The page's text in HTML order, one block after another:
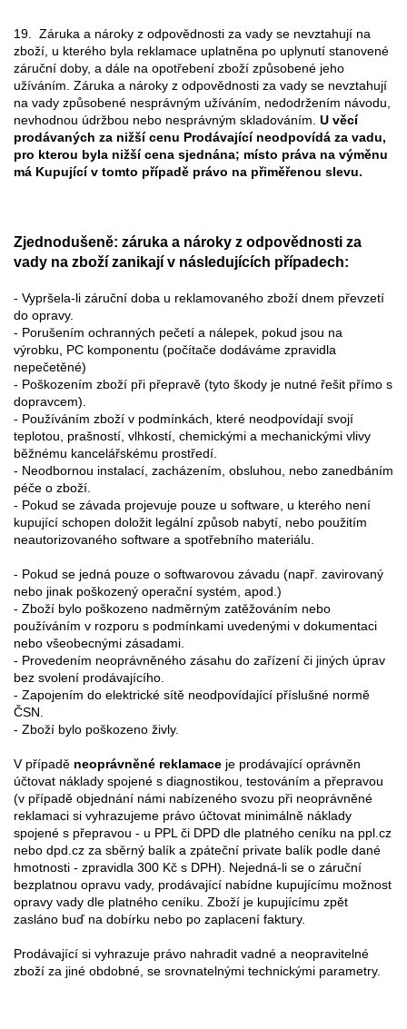
19. Záruka a nároky z odpovědnosti za vady se nevztahují na
zboží, u kterého byla reklamace uplatněna po uplynutí stanovené
záruční doby, a dále na opotřebení zboží způsobené jeho
užíváním. Záruka a nároky z odpovědnosti za vady se nevztahují
na vady způsobené nesprávným užíváním, nedodržením návodu,
nevhodnou údržbou nebo nesprávným skladováním. U věcí
prodávaných za nižší cenu Prodávající neodpovídá za vadu,
pro kterou byla nižší cena sjednána; místo práva na výměnu
má Kupující v tomto případě právo na přiměřenou slevu.
Zjednodušeně: záruka a nároky z odpovědnosti za
vady na zboží zanikají v následujících případech:
- Vypršela-li záruční doba u reklamovaného zboží dnem převzetí
do opravy.
- Porušením ochranných pečetí a nálepek, pokud jsou na
výrobku, PC komponentu (počítače dodáváme zpravidla
nepečetěné)
- Poškozením zboží při přepravě (tyto škody je nutné řešit přímo s
dopravcem).
- Používáním zboží v podmínkách, které neodpovídají svojí
teplotou, prašností, vlhkostí, chemickými a mechanickými vlivy
běžnému kancelářskému prostředí.
- Neodbornou instalací, zacházením, obsluhou, nebo zanedbáním
péče o zboží.
- Pokud se závada projevuje pouze u software, u kterého není
kupující schopen doložit legální způsob nabytí, nebo použitím
neautorizovaného software a spotřebního materiálu.
- Pokud se jedná pouze o softwarovou závadu (např. zavirovaný
nebo jinak poškozený operační systém, apod.)
- Zboží bylo poškozeno nadměrným zatěžováním nebo
používáním v rozporu s podmínkami uvedenými v dokumentaci
nebo všeobecnými zásadami.
- Provedením neoprávněného zásahu do zařízení či jiných úprav
bez svolení prodávajícího.
- Zapojením do elektrické sítě neodpovídající příslušné normě
ČSN.
- Zboží bylo poškozeno živly.
V případě neoprávněné reklamace je prodávající oprávněn
účtovat náklady spojené s diagnostikou, testováním a přepravou
(v případě objednání námi nabízeného svozu při neoprávněné
reklamaci si vyhrazujeme právo účtovat minimálně náklady
spojené s přepravou - u PPL či DPD dle platného ceníku na ppl.cz
nebo dpd.cz za sběrný balík a zpáteční private balík podle dané
hmotnosti - zpravidla 300 Kč s DPH). Nejedná-li se o záruční
bezplatnou opravu vady, prodávající nabídne kupujícímu možnost
opravy vady dle platného ceníku. Zboží je kupujícímu zpět
zasláno buď na dobírku nebo po zaplacení faktury.
Prodávající si vyhrazuje právo nahradit vadné a neopravitelné
zboží za jiné obdobné, se srovnatelnými technickými parametry.